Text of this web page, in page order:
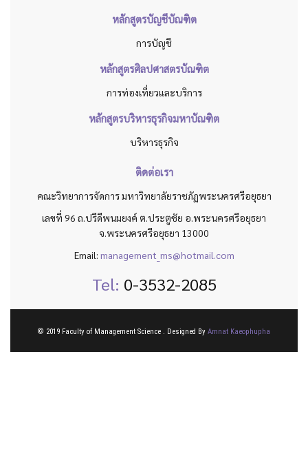
หลักสูตรบัญชีบัณฑิต
การบัญชี
หลักสูตรศิลปศาสตรบัณฑิต
การท่องเที่ยวและบริการ
หลักสูตรบริหารธุรกิจมหาบัณฑิต
บริหารธุรกิจ
ติดต่อเรา
คณะวิทยาการจัดการ มหาวิทยาลัยราชภัฏพระนครศรีอยุธยา
เลขที่ 96 ถ.ปรีดีพนมยงค์ ต.ประตูชัย อ.พระนครศรีอยุธยา
จ.พระนครศรีอยุธยา 13000
Email: management_ms@hotmail.com
Tel: 0-3532-2085
© 2019 Faculty of Management Science . Designed By Amnat Kaeophupha